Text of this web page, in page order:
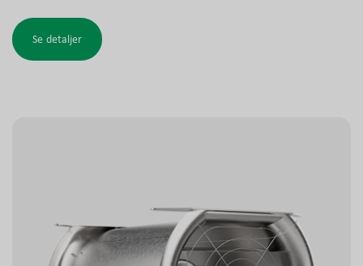
Se detaljer